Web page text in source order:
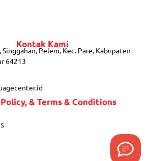
Kontak Kami
Pelem, Kec. Pare, Kabupaten
64213
& Terms & Conditions